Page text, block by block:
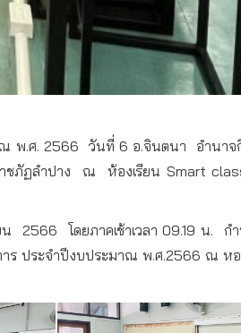
พ.ศ. 2566 วันที่ 6 อ.จินตนา อำนาจ
ชภัฏลำปาง ณ ห้องเรียน Smart
2566 โดยภาคเช้าเวลา 09.19 น.
ก
ร ประจำปีงบประมาณ พ.ศ.2566 ณ ห